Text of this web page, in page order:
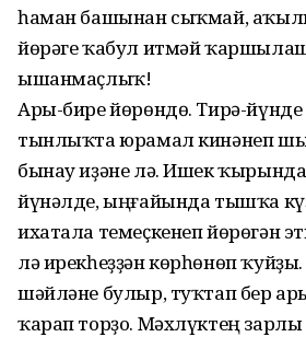
һаман башынан сыҡмай,
йөрәге ҡабул итмәй
ышанмаҫлыҡ!
Ары-бире йөрөндө. Тирә-йүнде
тынлыҡта юрамал кинәнеп
бынау иҙәне лә. Ишек
йүнәлде, ыңғайында тышҡа
ихатала темеҫкенеп йөрөгән
лә ирекһеҙҙән көрһөнөп
шәйләне булыр, туҡтап бер
ҡарап торҙо. Мәхлүктең